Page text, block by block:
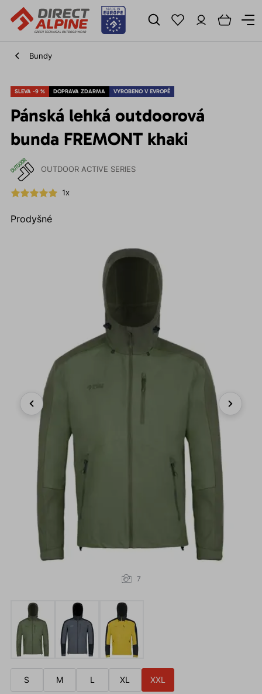
Bundy
SLEVA -9 % DOPRAVA ZDARMA VYROBENO V EVROPĚ
Pánská lehká outdoorová
bunda FREMONT khaki
OUTDOOR ACTIVE SERIES
1x
Prodyšné
Previous Next
7
S M L XL XXL